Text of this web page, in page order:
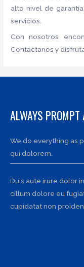
alto nivel de
servicios.
Con nosotros
Contáctanos y
ALWAYS PROMPT
We do everything as
qui dolorem.
Duis aute irure dolor
cillum dolore eu
cupidatat non